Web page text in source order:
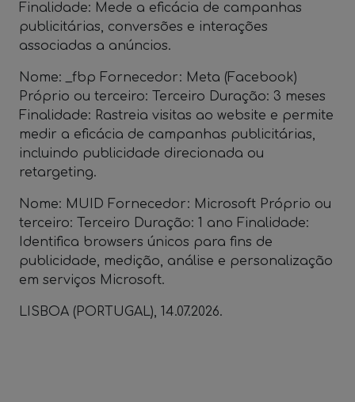
Finalidade: Mede a eficácia de campanhas
publicitárias, conversões e interações
associadas a anúncios.
Nome: _fbp Fornecedor: Meta (Facebook)
Próprio ou terceiro: Terceiro Duração: 3 meses
Finalidade: Rastreia visitas ao website e permite
medir a eficácia de campanhas publicitárias,
incluindo publicidade direcionada ou
retargeting.
Nome: MUID Fornecedor: Microsoft Próprio ou
terceiro: Terceiro Duração: 1 ano Finalidade:
Identifica browsers únicos para fins de
publicidade, medição, análise e personalização
em serviços Microsoft.
LISBOA (PORTUGAL), 14.07.2026.